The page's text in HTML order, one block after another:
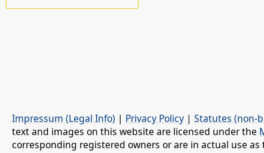
Impressum (Legal Info) | Privacy Policy | Statutes (non-
text and images on this website are licensed under the
corresponding registered owners or are in actual use